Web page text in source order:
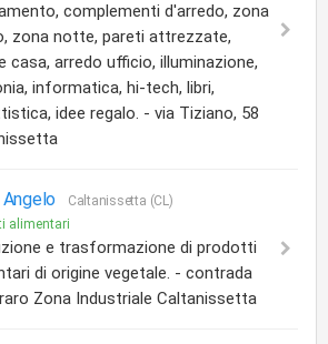
complementi d'arredo, zona
zona notte, pareti attrezzate,
casa, arredo ufficio, illuminazione,
informatica, hi-tech, libri,
idee regalo. - via Tiziano, 58
Caltanissetta (CL)
alimentari
e trasformazione di prodotti
di origine vegetale. - contrada
Zona Industriale Caltanissetta